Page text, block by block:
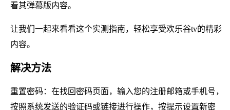
看其弹幕版内容。
让我们一起来看看这个实测指南，轻松享受欢乐谷tv的精彩
内容。
解决方法
重置密码：在找回密码页面，输入您的注册邮箱或手机号，
按照系统发送的验证码或链接进行操作，按提示设置新密